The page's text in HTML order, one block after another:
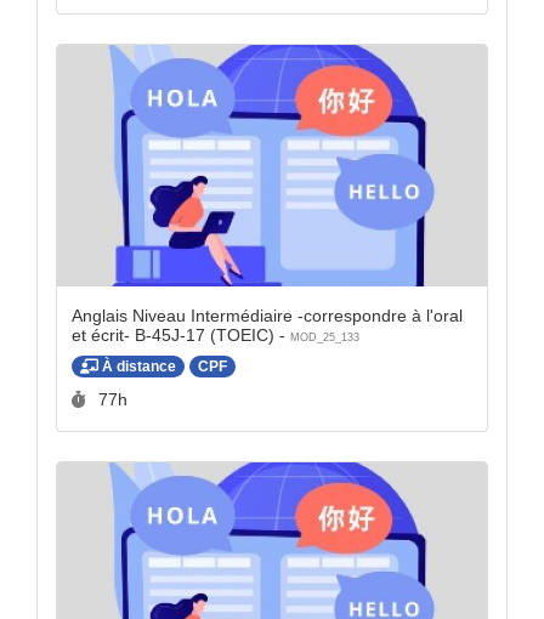
Anglais Niveau Intermédiaire -correspondre à l'oral
et écrit- B-45J-17 (TOEIC) - MOD_25_133
À distance CPF
Durée :
77h